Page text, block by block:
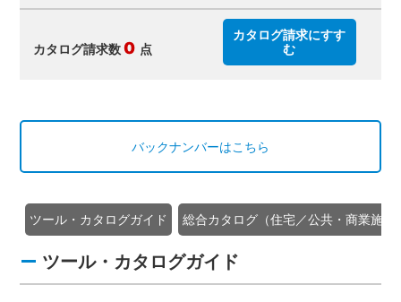
カタログ請求数 0 点
カタログ請求にすす
む
バックナンバーはこちら
ツール・カタログガイド 総合カタログ（住宅／公共・商業施設
ツール・カタログガイド